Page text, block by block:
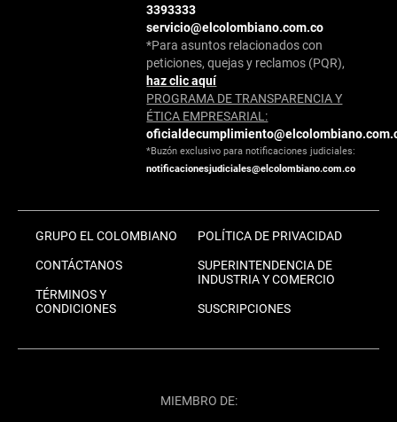
3393333
servicio@elcolombiano.com.co
*Para asuntos relacionados con
peticiones, quejas y reclamos (PQR),
haz clic aquí
PROGRAMA DE TRANSPARENCIA Y
ÉTICA EMPRESARIAL:
*Buzón exclusivo para notificaciones judiciales:
notificacionesjudiciales@elcolombiano.com.co
GRUPO EL COLOMBIANO
CONTÁCTANOS
TÉRMINOS Y
CONDICIONES
POLÍTICA DE PRIVACIDAD
SUPERINTENDENCIA DE
INDUSTRIA Y COMERCIO
SUSCRIPCIONES
MIEMBRO DE: